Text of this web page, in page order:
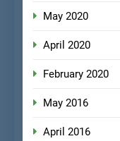
May 2020
April 2020
February 2020
May 2016
April 2016